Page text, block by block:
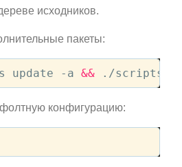
исходников.
пакеты:
update -a &&
конфигурацию: